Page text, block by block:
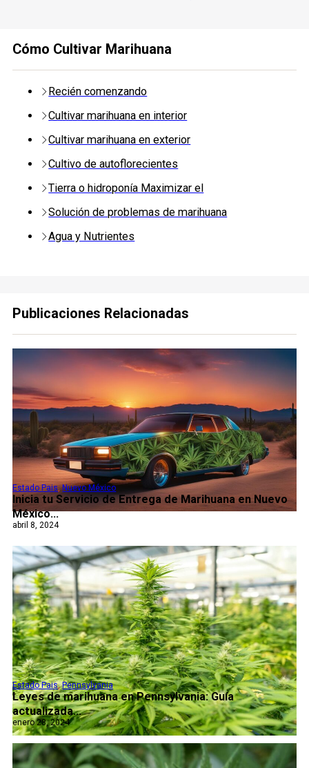
Cómo Cultivar Marihuana
Recién comenzando
Cultivar marihuana en interior
Cultivar marihuana en exterior
Cultivo de autoflorecientes
Tierra o hidroponía Maximizar el
Solución de problemas de marihuana
Agua y Nutrientes
Publicaciones Relacionadas
Inicia tu Servicio de Entrega de Marihuana en Nuevo
México...
Estado Pais,Nuevo México
abril 8, 2024
Leyes de marihuana en Pennsylvania: Guía
actualizada...
Estado Pais,Pennsylvania
enero 28, 2024